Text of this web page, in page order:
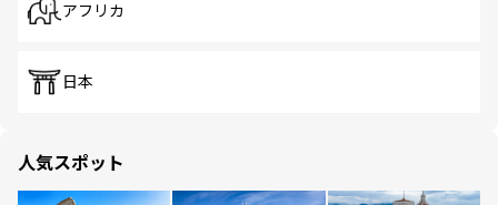
アフリカ
日本
人気スポット